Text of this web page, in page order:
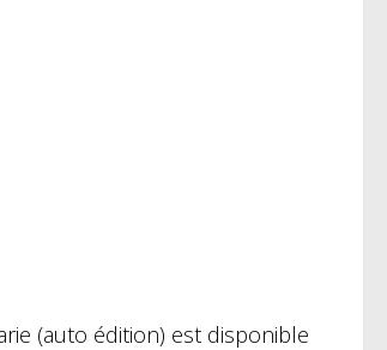
(auto édition) est disponible